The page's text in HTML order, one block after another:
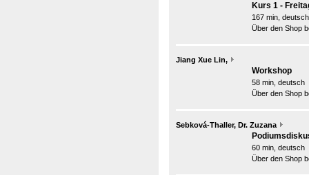
Kurs 1 -
167 min, deutsch
Über den Shop
Jiang Xue Lin,
Workshop
58 min, deutsch
Über den Shop
Sebková-Thaller, Dr. Zuzana
60 min, deutsch
Über den Shop